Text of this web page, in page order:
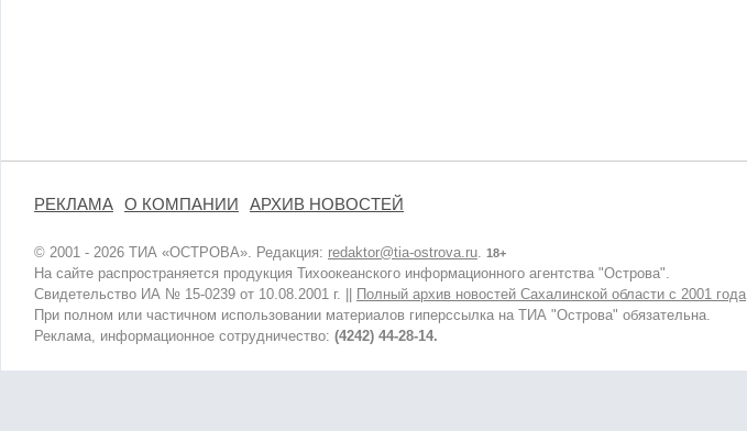
РЕКЛАМА О КОМПАНИИ АРХИВ НОВОСТЕЙ
© 2001 - 2026 ТИА «ОСТРОВА». Редакция: redaktor@tia-ostrova.ru 18+
На сайте распространяется продукция Тихоокеанского информационного агентства "Острова".
Свидетельство ИА № 15-0239 от 10.08.2001 г. ||
Полный архив новостей Сахалинской области с 2001 года
При полном или частичном использовании материалов гиперссылка на ТИА "Острова" обязательна.
Реклама, информационное сотрудничество: (4242) 44-28-14.